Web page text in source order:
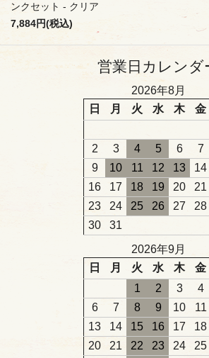
ンクセット - クリア
7,884円(税込)
営業日カレンダ
2026年8月
日
月 火 水 木 金
2
3 4 5 6 7
9
10 11 12 13 14
16
17 18 19 20 21
23
24 25 26 27 28
30
31
2026年9月
日
月 火 水 木 金
1
2 3 4
6
7 8 9 10 11
13
14 15 16 17 18
20
21 22 23 24 25